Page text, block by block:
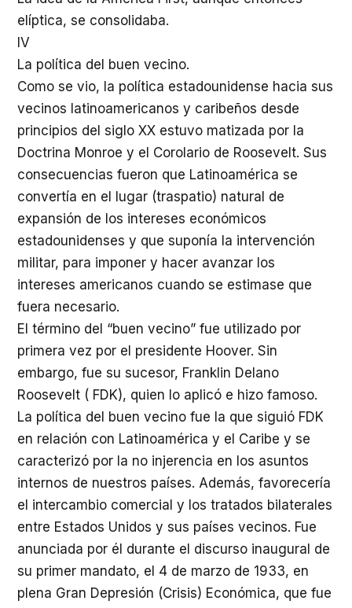
elíptica, se consolidaba.
IV
La política del buen vecino.
Como se vio, la política estadounidense hacia sus
vecinos latinoamericanos y caribeños desde
principios del siglo XX estuvo matizada por la
Doctrina Monroe y el Corolario de Roosevelt. Sus
consecuencias fueron que Latinoamérica se
convertía en el lugar (traspatio) natural de
expansión de los intereses económicos
estadounidenses y que suponía la intervención
militar, para imponer y hacer avanzar los
intereses americanos cuando se estimase que
fuera necesario.
El término del “buen vecino” fue utilizado por
primera vez por el presidente Hoover. Sin
embargo, fue su sucesor, Franklin Delano
Roosevelt ( FDK), quien lo aplicó e hizo famoso.
La política del buen vecino fue la que siguió FDK
en relación con Latinoamérica y el Caribe y se
caracterizó por la no injerencia en los asuntos
internos de nuestros países. Además, favorecería
el intercambio comercial y los tratados bilaterales
entre Estados Unidos y sus países vecinos. Fue
anunciada por él durante el discurso inaugural de
su primer mandato, el 4 de marzo de 1933, en
plena Gran Depresión (Crisis) Económica, que fue